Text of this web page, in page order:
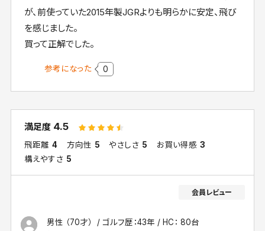
が、前使っていた2015年製JGRよりも明らかに安定、飛び
を感じました。
買って正解でした。
参考になった 0
満足度 4.5
飛距離 4 方向性 5 やさしさ 5 お買い得感 3
構えやすさ 5
男性 （70才） ゴルフ歴：43年
HC： 80台